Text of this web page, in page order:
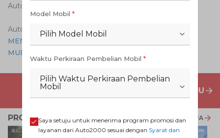
Auto2000, Senin (16/5).
Auto2000 Digiroom
MENGINGINKAN COROLLA CROSS? MILIKI SECARA
MUDAH DI SINI
PENAWARAN MOBIL BARU
PROMO TERKAIT LIHAT SEMUA
Model Mobil *
Pilih Model Mobil
Waktu Perkiraan Pembelian Mobil *
Pilih Waktu Perkiraan Pembelian
Mobil
Saya setuju untuk menerima program promosi dan
layanan dari Auto2000 sesuai dengan Syarat dan